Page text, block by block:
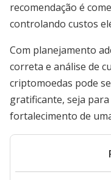
recomendação é
controlando custos
Com planejamento
correta e análise de
criptomoedas pode
gratificante, seja
fortalecimento de